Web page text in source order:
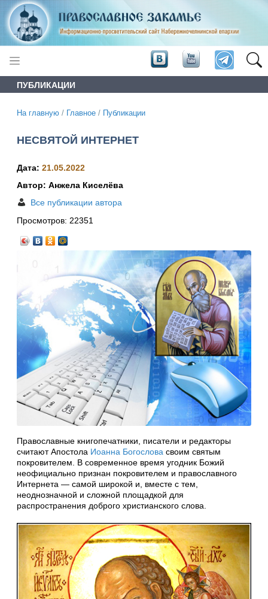
ПУБЛИКАЦИИ
На главную / Главное / Публикации
НЕСВЯТОЙ ИНТЕРНЕТ
Дата: 21.05.2022
Автор: Анжела Киселёва
Все публикации автора
Просмотров: 22351
Православные книгопечатники, писатели и редакторы
считают Апостола Иоанна Богослова своим святым
покровителем. В современное время угодник Божий
неофициально признан покровителем и православного
Интернета — самой широкой и, вместе с тем,
неоднозначной и сложной площадкой для
распространения доброго христианского слова.